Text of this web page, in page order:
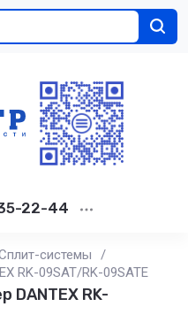
22-44
системы
/
RK-09SAT/RK-09SATE
DANTEX RK-